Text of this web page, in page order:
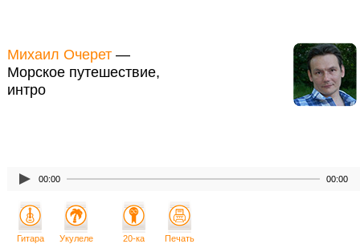
Михаил Очерет —
Морское путешествие,
интро
00:00 00:00
Гитара Укулеле 20-ка Печать